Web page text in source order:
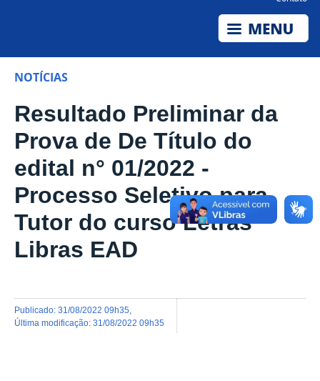
NOTÍCIAS
Resultado Preliminar da
Prova de De Título do
edital n° 01/2022 -
Processo Seletivo para
Tutor do curso Letras
Libras EAD
publicado: 31/08/2022 09h35
última modificação: 31/08/2022 09h35